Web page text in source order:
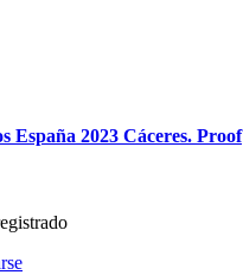
España 2023 Cáceres. Proof